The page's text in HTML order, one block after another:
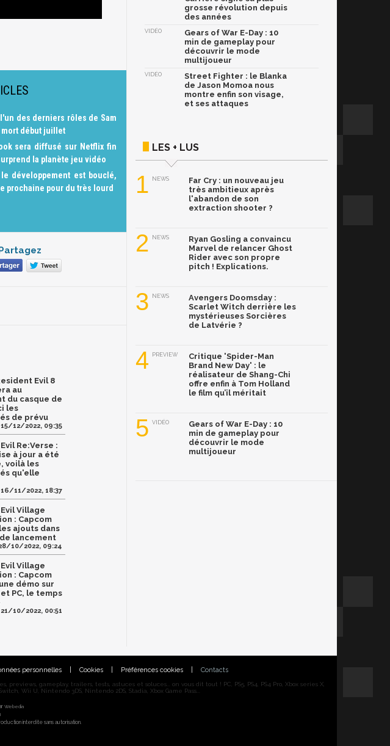
des derniers rôles de Sam
mort début juillet
sera diffusé sur Netflix fin
la planète jeu vidéo
développement est bouclé,
prochaine pour du très lourd
Evil 8
au
du casque de
les
de prévu
15/12/2022, 09:35
Re:Verse :
à jour a été
voilà les
qu'elle
16/11/2022, 18:37
Village
: Capcom
ajouts dans
lancement
10/2022, 09:24
Village
: Capcom
démo sur
PC, le temps
21/10/2022, 00:51
grosse révolution depuis
des années
VIDÉO
Gears of War E-Day : 10
min de gameplay pour
découvrir le mode
multijoueur
VIDÉO
Street Fighter : le Blanka
de Jason Momoa nous
montre enfin son visage,
et ses attaques
LES + LUS
1 NEWS
Far Cry : un nouveau jeu
très ambitieux après
l'abandon de son
extraction shooter ?
2 NEWS
Ryan Gosling a convaincu
Marvel de relancer Ghost
Rider avec son propre
pitch ! Explications.
3 NEWS
Avengers Doomsday :
Scarlet Witch derrière les
mystérieuses Sorcières
de Latvérie ?
4 PREVIEW
Critique 'Spider-Man
Brand New Day' : le
réalisateur de Shang-Chi
offre enfin à Tom Holland
le film qu’il méritait
5 VIDÉO
Gears of War E-Day : 10
min de gameplay pour
découvrir le mode
multijoueur
personnelles Cookies Préférences cookies Contacts
gameplay, trailers, tests, astuces et soluces... on vous dit tout ! PC, PS5, PS4, PS4 Pro, Xbox series X,
Wii U, Nintendo 3DS, Nintendo 2DS, Stadia, Xbox Game Pass...
Webedia
interdite sans autorisation.